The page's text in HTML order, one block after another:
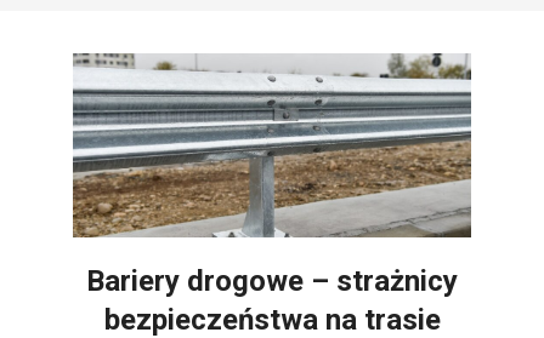
Bariery drogowe – strażnicy
bezpieczeństwa na trasie